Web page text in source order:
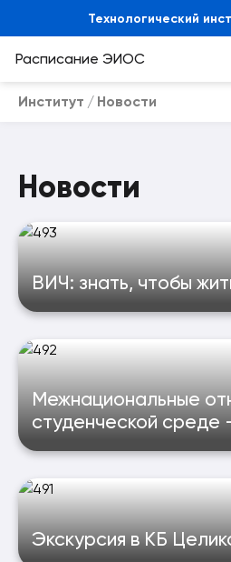
Технологический
Расписание ЭИОС
Институт Новости
Новости
ВИЧ: знать, чтобы
Межнациональные
студенческой среде
Экскурсия в КБ